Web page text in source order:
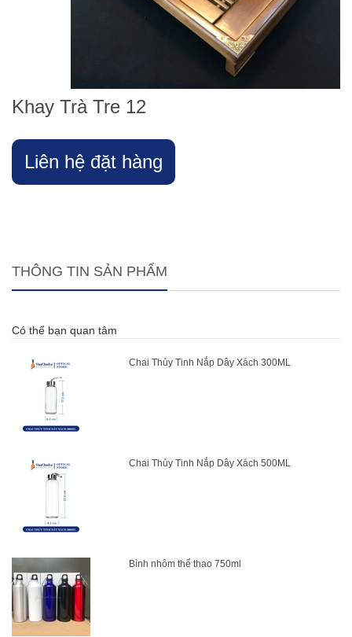
Khay Trà Tre 12
Liên hệ đặt hàng
THÔNG TIN SẢN PHẨM
Có thể bạn quan tâm
Chai Thủy Tinh Nắp Dây Xách 300ML
Chai Thủy Tinh Nắp Dây Xách 500ML
Bình nhôm thể thao 750ml